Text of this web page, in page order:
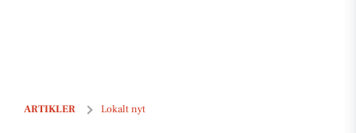
ARTIKLER Lokalt nyt
Festlig indvielse af nyt torv og Delehuset NC10 i Vejle med taler,